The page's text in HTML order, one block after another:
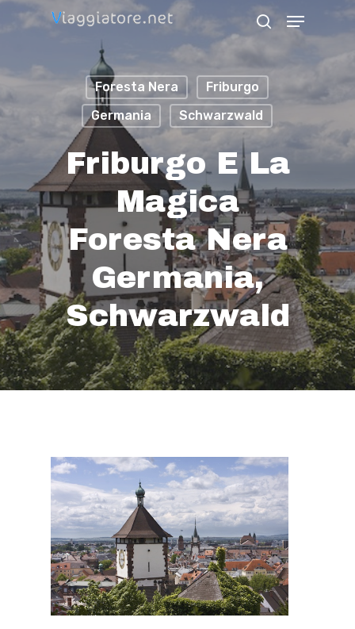
Skip
search
Menu
Foresta Nera
Friburgo
Germania
Schwarzwald
Friburgo E La
Magica
Foresta Nera
Germania,
Schwarzwald